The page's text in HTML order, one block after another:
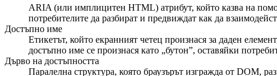
ARIA (или имплицитен HTML) атрибут, който казва на
потребителите да разбират и предвиждат как да
Достъпно име
Етикетът, който екранният четец произнася за даден
достъпно име се произнася като „бутон”, оставяйки
Дърво на достъпността
Паралелна структура, която браузърът изгражда от DOM,